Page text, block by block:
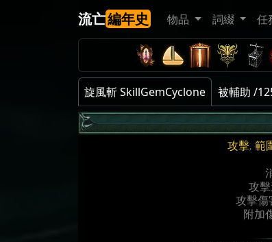
流亡編年史 物品 詞綴 任
旋風斬 SkillGemCyclone 被輔助 /
攻擊, 範
攻
攻擊傷
附加